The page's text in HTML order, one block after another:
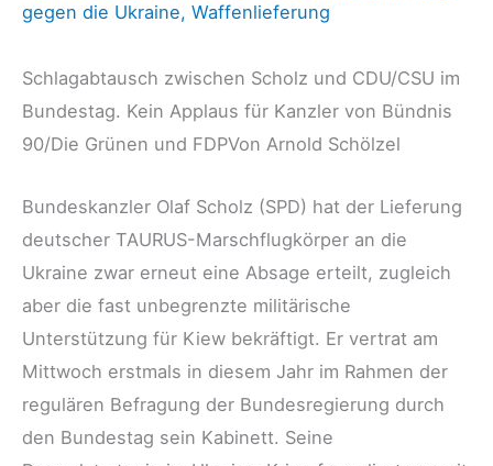
gegen die Ukraine, Waffenlieferung
Schlagabtausch zwischen Scholz und CDU/CSU im
Bundestag. Kein Applaus für Kanzler von Bündnis
90/Die Grünen und FDPVon Arnold Schölzel
Bundeskanzler Olaf Scholz (SPD) hat der Lieferung
deutscher TAURUS-Marschflugkörper an die
Ukraine zwar erneut eine Absage erteilt, zugleich
aber die fast unbegrenzte militärische
Unterstützung für Kiew bekräftigt. Er vertrat am
Mittwoch erstmals in diesem Jahr im Rahmen der
regulären Befragung der Bundesregierung durch
den Bundestag sein Kabinett. Seine